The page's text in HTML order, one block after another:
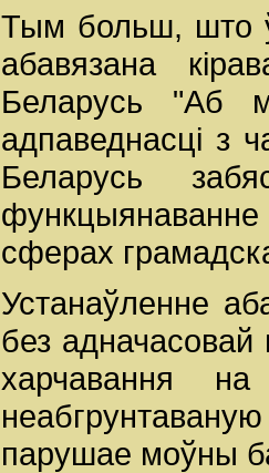
Тым больш, што ў
абавязана
Беларусь "Аб
адпаведнасці з
Беларусь
сферах
Устанаўленне
без адначасовай
харчавання
парушае моўны